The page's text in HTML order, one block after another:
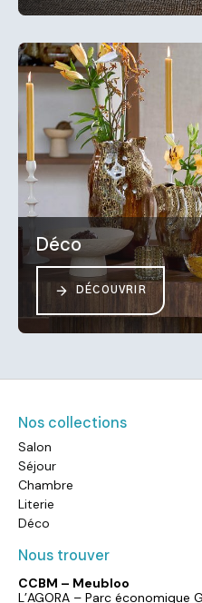
Déco
DÉCOUVRIR
Nos collections
Salon
Séjour
Chambre
Literie
Déco
Nous trouver
CCBM – Meubloo
L’AGORA – Parc économique